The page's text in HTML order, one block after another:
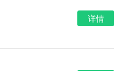
详情